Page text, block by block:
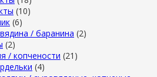
(10)
(6)
/ баранина (2)
(2)
/ копчености (21)
(4)